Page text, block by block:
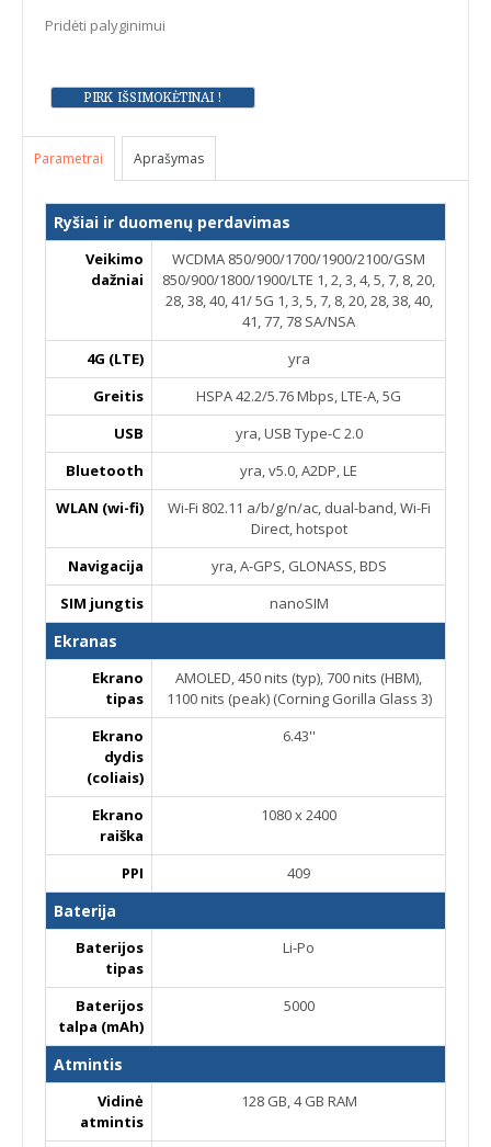
Pridėti palyginimui
Parametrai Aprašymas
Ryšiai ir duomenų perdavimas
Veikimo
dažniai
WCDMA 850/900/1700/1900/2100/GSM
850/900/1800/1900/LTE 1, 2, 3, 4, 5, 7, 8, 20,
28, 38, 40, 41/ 5G 1, 3, 5, 7, 8, 20, 28, 38, 40,
41, 77, 78 SA/NSA
4G (LTE)
yra
Greitis
HSPA 42.2/5.76 Mbps, LTE-A, 5G
USB
yra, USB Type-C 2.0
Bluetooth
yra, v5.0, A2DP, LE
WLAN (wi-fi)
Wi-Fi 802.11 a/b/g/n/ac, dual-band, Wi-Fi
Direct, hotspot
Navigacija
yra, A-GPS, GLONASS, BDS
SIM jungtis
nanoSIM
Ekranas
Ekrano
tipas
AMOLED, 450 nits (typ), 700 nits (HBM),
1100 nits (peak) (Corning Gorilla Glass 3)
Ekrano
dydis
(coliais)
6.43''
Ekrano
raiška
1080 x 2400
PPI 409
Baterija
Baterijos
tipas
Li-Po
Baterijos
talpa (mAh)
5000
Atmintis
Vidinė
atmintis
128 GB, 4 GB RAM